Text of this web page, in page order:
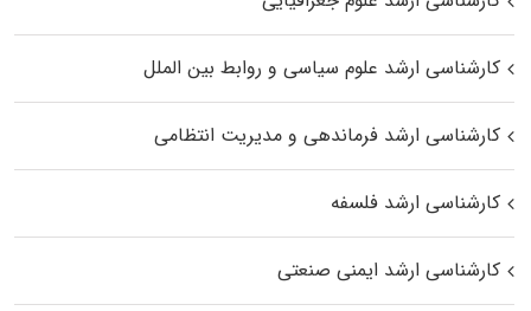
کارشناسی ارشد علوم سیاسی و روابط بین الملل
کارشناسی ارشد فرماندهی و مدیریت انتظامی
کارشناسی ارشد فلسفه
کارشناسی ارشد ایمنی صنعتی